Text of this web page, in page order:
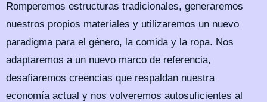
Romperemos estructuras tradicionales, generaremos
nuestros propios materiales y utilizaremos un nuevo
paradigma para el género, la comida y la ropa. Nos
adaptaremos a un nuevo marco de referencia,
desafiaremos creencias que respaldan nuestra
economía actual y nos volveremos autosuficientes al